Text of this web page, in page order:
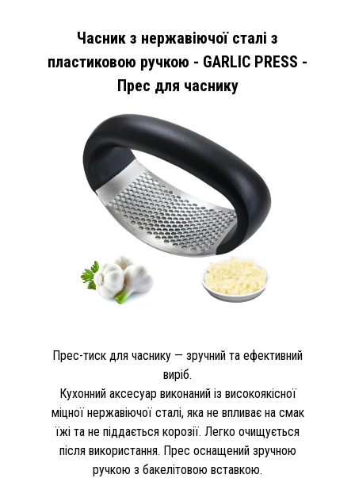
Часник з нержавіючої сталі з
пластиковою ручкою - GARLIC PRESS -
Прес для часнику
Прес-тиск для часнику — зручний та ефективний
виріб.
Кухонний аксесуар виконаний із високоякісної
міцної нержавіючої сталі, яка не впливає на смак
їжі та не піддається корозії. Легко очищується
після використання. Прес оснащений зручною
ручкою з бакелітовою вставкою.